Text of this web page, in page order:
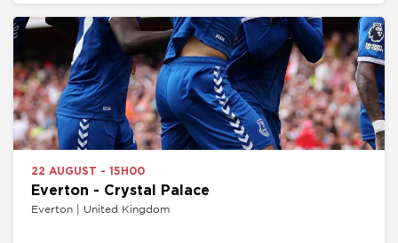
22 AUGUST - 15H00
Everton - Crystal Palace
Everton | United Kingdom